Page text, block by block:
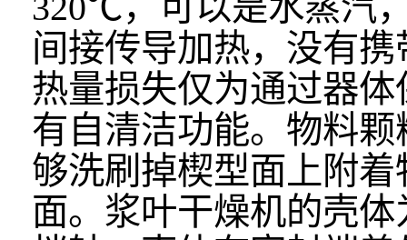
间接传导加热，没有
热量损失仅为通过器
有自清洁功能。物料
够洗刷掉楔型面上附
面。浆叶干燥机的壳